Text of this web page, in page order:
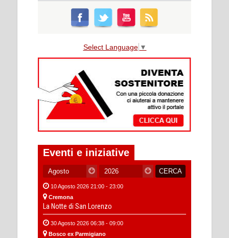
Select Language ▼
Eventi e iniziative
10 Agosto 2026 21:00 - 23:00
Cremona
La Notte di San Lorenzo
30 Agosto 2026 06:38 - 09:00
Bosco ex Parmigiano